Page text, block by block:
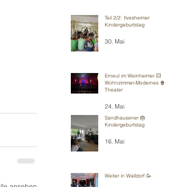
Teil 2/2: Ilvesheimer
Kindergeburtstag
30. Mai
Erneut im Weinheimer 💥
Wohnzimmer-Modernes 🍿
Theater
24. Mai
Sandhausener 🎂
Kindergeburtstag
16. Mai
Weiter in Walldorf 🥳